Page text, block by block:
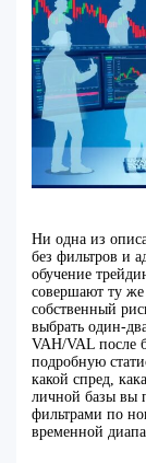
Ни одна из
без фильтров и
обучение
совершают ту
собственный
выбрать
VAH/VAL после
подробную
какой спред,
личной базы вы
фильтрами по
временной